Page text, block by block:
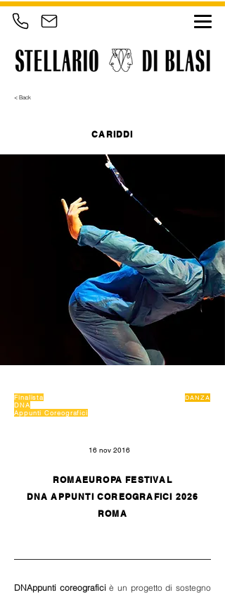
< Back
CARIDDI
Finalista
DNA
Appunti Coreografici
DANZA
16 nov 2016
ROMAEUROPA FESTIVAL
DNA APPUNTI COREOGRAFICI 2026
ROMA
DNAppunti coreografici è un progetto di sostegno